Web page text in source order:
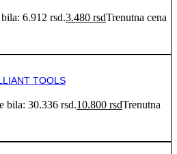
6.912 rsd.3.480 rsdTrenutna cena
TOOLS
bila: 30.336 rsd.10.800 rsdTrenutna